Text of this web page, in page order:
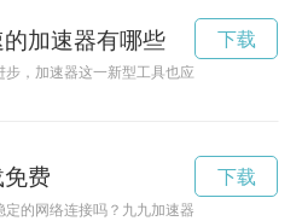
加速器有哪些
步，加速器这一新型工具也应运而生。通过
下载
费
定的网络连接吗？九九加速器下载即可帮助
下载